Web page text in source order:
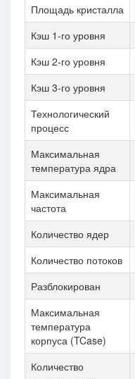
Площадь кристалла
Кэш 1-го уровня
Кэш 2-го уровня
Кэш 3-го уровня
Технологический
процесс
Максимальная
температура ядра
Максимальная
частота
Количество ядер
Количество потоков
Разблокирован
Максимальная
температура
корпуса (TCase)
Количество